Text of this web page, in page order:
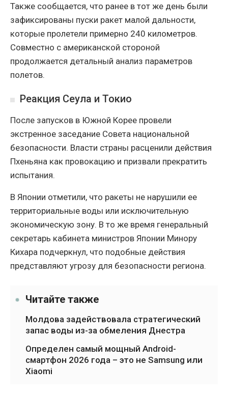
Также сообщается, что ранее в тот же день были
зафиксированы пуски ракет малой дальности,
которые пролетели примерно 240 километров.
Совместно с американской стороной
продолжается детальный анализ параметров
полетов.
Реакция Сеула и Токио
После запусков в Южной Корее провели
экстренное заседание Совета национальной
безопасности. Власти страны расценили действия
Пхеньяна как провокацию и призвали прекратить
испытания.
В Японии отметили, что ракеты не нарушили ее
территориальные воды или исключительную
экономическую зону. В то же время генеральный
секретарь кабинета министров Японии Минору
Кихара подчеркнул, что подобные действия
представляют угрозу для безопасности региона.
Читайте также
Молдова задействовала стратегический
запас воды из-за обмеления Днестра
Определен самый мощный Android-
смартфон 2026 года – это не Samsung или
Xiaomi